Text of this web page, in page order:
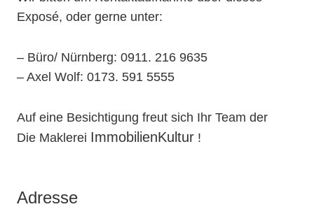
Exposé, oder gerne unter:
– Büro/ Nürnberg: 0911. 216 9635
– Axel Wolf: 0173. 591 5555
Auf eine Besichtigung freut sich Ihr Team der
Die Maklerei ImmobilienKultur !
Adresse